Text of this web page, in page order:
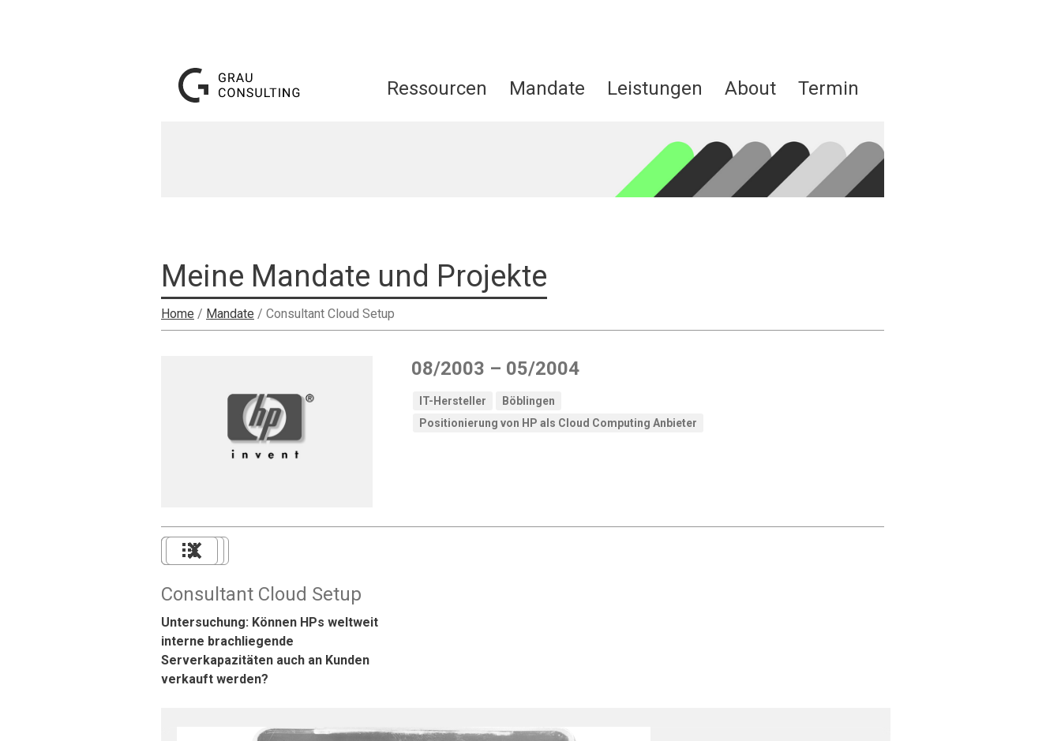
Ressourcen Mandate Leistungen About Termin
Meine Mandate und Projekte
Home / Mandate / Consultant Cloud Setup
08/2003 – 05/2004
IT-Hersteller
Böblingen
Positionierung von HP als Cloud Computing Anbieter
Consultant Cloud Setup
Untersuchung: Können HPs weltweit
interne brachliegende
Serverkapazitäten auch an Kunden
verkauft werden?